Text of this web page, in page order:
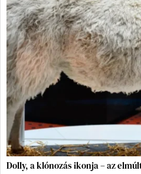
Dolly, a klónozás ikonja – az